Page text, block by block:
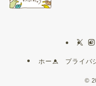
ホーム プライバ
©